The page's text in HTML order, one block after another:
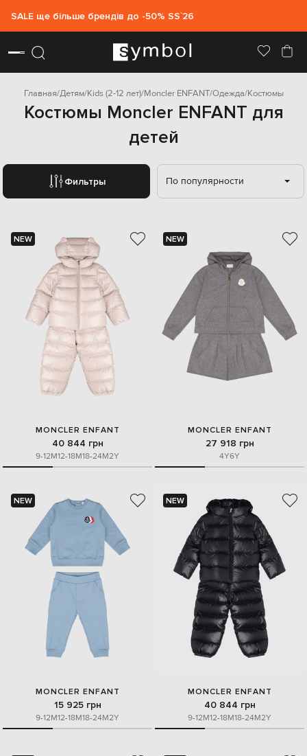
SALE ще більше брендів до -50% SS`26
Главная Детям Kids (2-12 лет) Moncler ENFANT Одежда Костюмы
Костюмы Moncler ENFANT для
детей
Фильтры По популярности
NEW
MONCLER ENFANT
40 844 грн
9-12M12-18M18-24M2Y
NEW
MONCLER ENFANT
27 918 грн
4Y6Y
NEW
MONCLER ENFANT
15 925 грн
9-12M12-18M18-24M2Y
NEW
MONCLER ENFANT
40 844 грн
9-12M12-18M18-24M2Y